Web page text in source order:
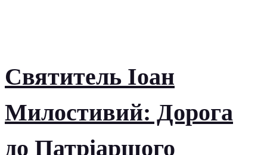
Святитель Іоан
Милостивий: Дорога
до Патріаршого